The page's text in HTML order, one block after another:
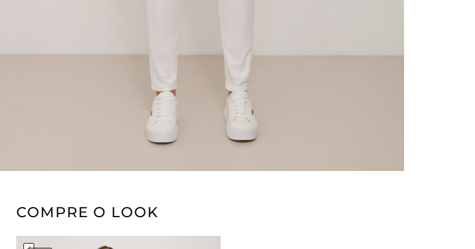
COMPRE O LOOK